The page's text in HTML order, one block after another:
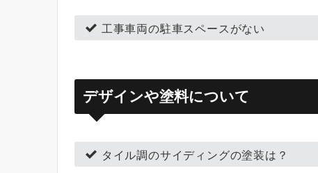
工事車両の駐車スペースがない
デザインや塗料について
タイル調のサイディングの塗装は？